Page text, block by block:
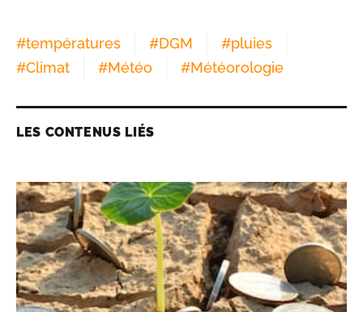
#températures #DGM #pluies
#Climat #Météo #Météorologie
LES CONTENUS LIÉS